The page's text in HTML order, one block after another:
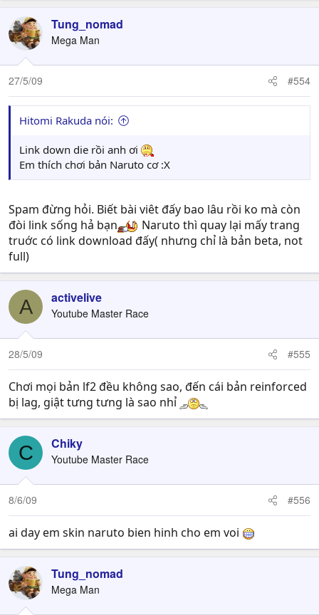
Tung_nomad
Mega Man
27/5/09 #554
Hitomi Rakuda nói:
Link down die rồi anh ơi
Em thích chơi bản Naruto cơ :X
Spam đừng hỏi. Biết bài viêt đấy bao lâu rồi ko mà còn
đòi link sống hả bạn
Naruto thì quay lại mấy trang
truớc có link download đấy( nhưng chỉ là bản beta, not
full)
A activelive
Youtube Master Race
28/5/09 #555
Chơi mọi bản lf2 đều không sao, đến cái bản reinforced
bị lag, giật tưng tưng là sao nhỉ
C Chiky
Youtube Master Race
8/6/09 #556
ai day em skin naruto bien hinh cho em voi
Tung_nomad
Mega Man